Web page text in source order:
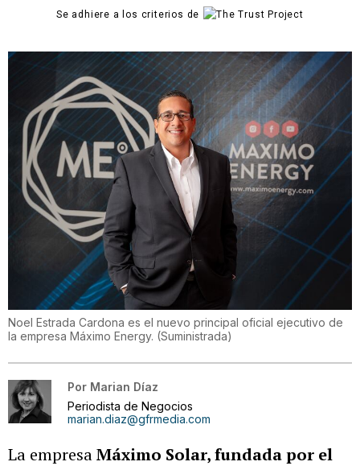
Se adhiere a los criterios de
Noel Estrada Cardona es el nuevo principal oficial ejecutivo de
la empresa Máximo Energy. (Suministrada)
Por Marian Díaz
Periodista de Negocios
marian.diaz@gfrmedia.com
La empresaMáximo Solar, fundada por el